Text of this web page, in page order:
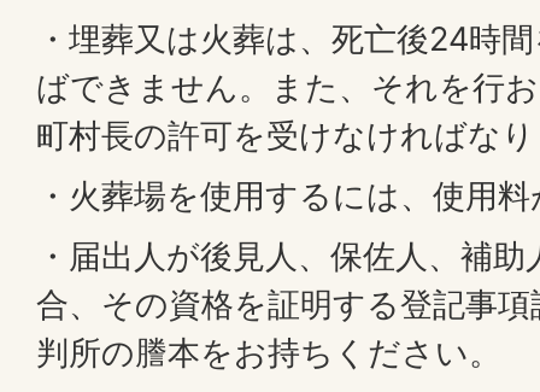
・埋葬又は火葬は、死亡後24時
ばできません。また、それを行
町村長の許可を受けなければな
・火葬場を使用するには、使用
・届出人が後見人、保佐人、補
合、その資格を証明する登記事
判所の謄本をお持ちください。